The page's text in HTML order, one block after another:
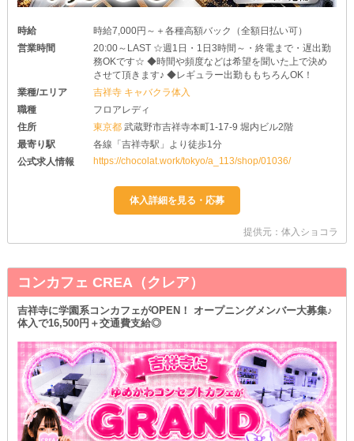
時給
時給7,000円～＋各種高額バック（全額日払い可）
営業時間
20:00～LAST ☆週1日・1日3時間～・終電まで・遅出勤
務OKです☆ ◆時間や頻度などは希望を聞いた上で決め
させて頂きます♪ ◆レギュラー出勤ももちろんOK！
業種/エリア
吉祥寺 キャバクラ体入
職種
フロアレディ
住所
東京都武蔵野市吉祥寺本町1-17-9 堀内ビル2階
最寄り駅
各線「吉祥寺駅」より徒歩1分
公式求人情報
https://chocolat.work/tokyo/a_113/shop/01036/
提供元：体入ショコラ
コンカフェ CREA（クレア）
吉祥寺に学園系コンカフェがOPEN！ オープニングメンバー大募集♪
体入で16,500円＋交通費支給◎